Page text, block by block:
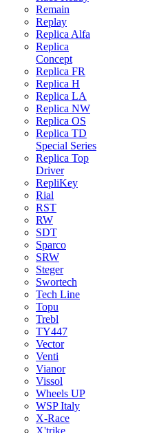
Remain
Replay
Replica Alfa
Replica
Concept
Replica FR
Replica H
Replica LA
Replica NW
Replica OS
Replica TD
Special Series
Replica Top
Driver
RepliKey
Rial
RST
RW
SDT
Sparco
SRW
Steger
Swortech
Tech Line
Topu
Trebl
TY447
Vector
Venti
Vianor
Vissol
Wheels UP
WSP Italy
X-Race
X'trike